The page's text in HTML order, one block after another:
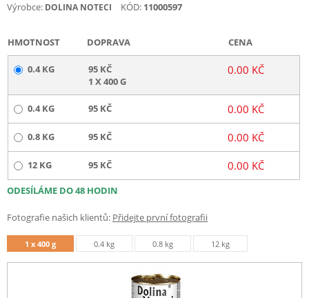
Výrobce: DOLINA NOTECI KÓD: 11000597
HMOTNOST DOPRAVA CENA
0.4 KG
95 KČ
1 X 400 G
0.00 KČ
0.4 KG 95 KČ 0.00 KČ
0.8 KG 95 KČ 0.00 KČ
12 KG 95 KČ 0.00 KČ
ODESÍLÁME DO 48 HODIN
Fotografie našich klientů: Přidejte první fotografii
1 x 400 g 0.4 kg 0.8 kg 12 kg